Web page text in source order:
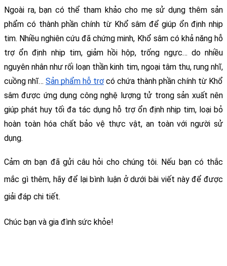
Ngoài ra, bạn có thể tham khảo cho mẹ sử dụng thêm sản
phẩm có thành phần chính từ Khổ sâm để giúp ổn định nhịp
tim. Nhiều nghiên cứu đã chứng minh, Khổ sâm có khả năng hỗ
trợ ổn định nhịp tim, giảm hồi hộp, trống ngực… do nhiều
nguyên nhân như rối loạn thần kinh tim, ngoại tâm thu, rung nhĩ,
cuồng nhĩ… Sản phẩm hỗ trợ có chứa thành phần chính từ Khổ
sâm được ứng dụng công nghệ lượng tử trong sản xuất nên
giúp phát huy tối đa tác dụng hỗ trợ ổn định nhịp tim, loại bỏ
hoàn toàn hóa chất bảo vệ thực vật, an toàn với người sử
dụng.
Cảm ơn bạn đã gửi câu hỏi cho chúng tôi. Nếu bạn có thắc
mắc gì thêm, hãy để lại bình luận ở dưới bài viết này để được
giải đáp chi tiết.
Chúc bạn và gia đình sức khỏe!